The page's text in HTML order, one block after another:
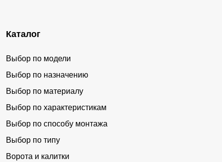
Каталог
Выбор по модели
Выбор по назначению
Выбор по материалу
Выбор по характеристикам
Выбор по способу монтажа
Выбор по типу
Ворота и калитки